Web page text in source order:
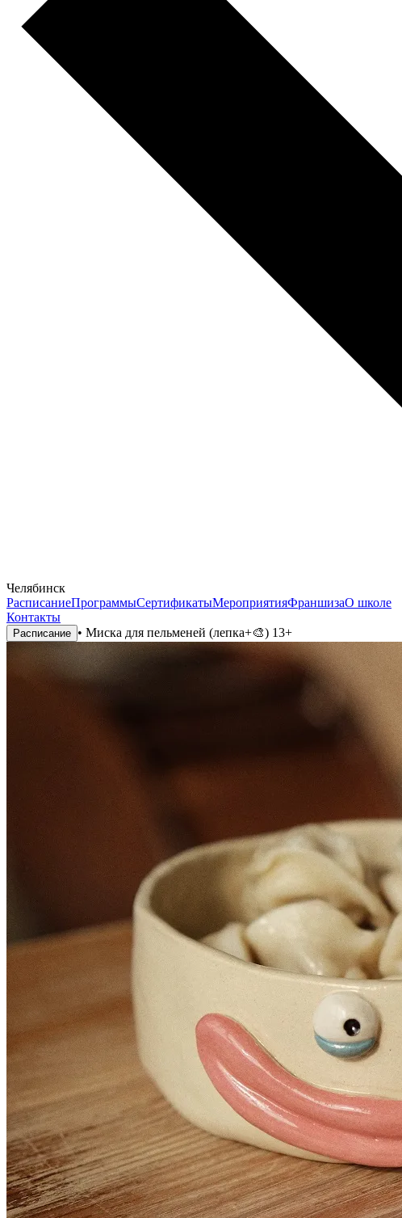
Челябинск
РасписаниеПрограммыСертификатыМероприятияФраншизаО школе
Контакты
Расписание • Миска для пельменей (лепка+🎨) 13+